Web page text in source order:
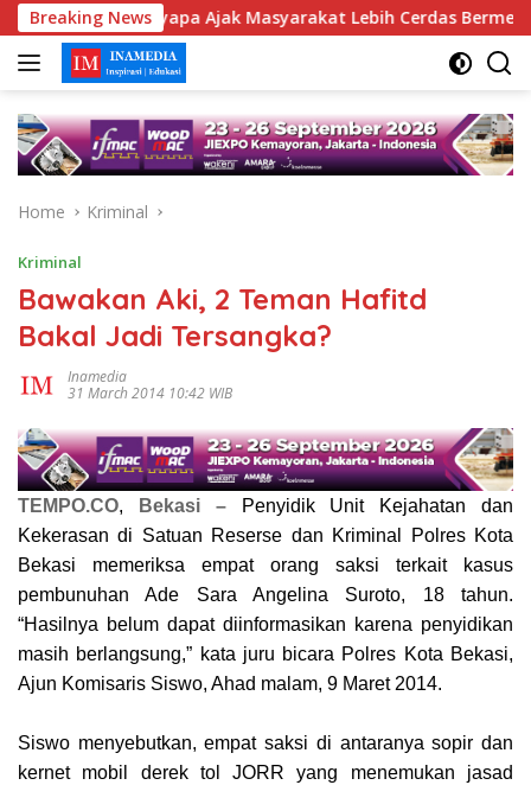
Skip
to
content
Breaking News
Menyapa Ajak Masyarakat Lebih Cerdas Bermedia Sosial
Home Kriminal
Kriminal
Bawakan Aki, 2 Teman Hafitd
Bakal Jadi Tersangka?
Inamedia
31 March 2014 10:42 WIB
TEMPO.CO, Bekasi –
Penyidik Unit Kejahatan dan
Kekerasan di Satuan Reserse dan Kriminal Polres Kota
Bekasi memeriksa empat orang saksi terkait kasus
pembunuhan Ade Sara Angelina Suroto, 18 tahun.
“Hasilnya belum dapat diinformasikan karena penyidikan
masih berlangsung,” kata juru bicara Polres Kota Bekasi,
Ajun Komisaris Siswo, Ahad malam, 9 Maret 2014.
Siswo menyebutkan, empat saksi di antaranya sopir dan
kernet mobil derek tol JORR yang menemukan jasad